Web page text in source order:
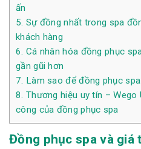
ấn
5. Sự đồng nhất trong spa
khách hàng
6. Cá nhân hóa đồng phục
gần gũi hơn
7. Làm sao để đồng phục
8. Thương hiệu uy tín – Wego
công của đồng phục spa
Đồng phục spa và giá